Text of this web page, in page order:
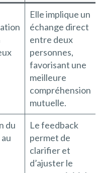
Elle implique un
échange direct
entre deux
personnes,
favorisant une
meilleure
compréhension
mutuelle.
du
Le feedback
permet de
clarifier et
d’ajuster le